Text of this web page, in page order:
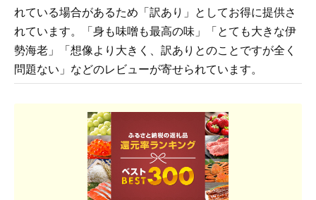
れている場合があるため「訳あり」としてお得に提供さ
れています。「身も味噌も最高の味」「とても大きな伊
勢海老」「想像より大きく、訳ありとのことですが全く
問題ない」などのレビューが寄せられています。